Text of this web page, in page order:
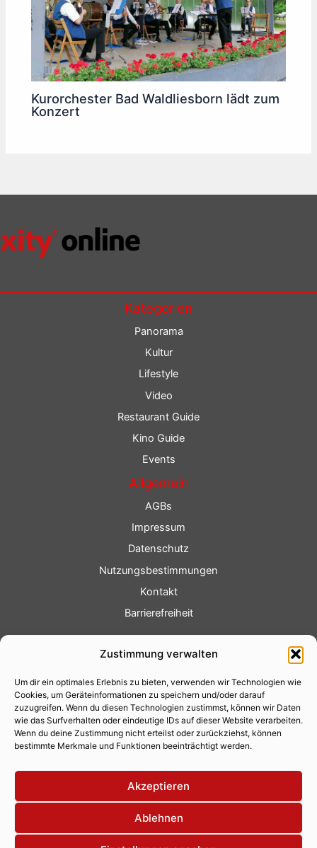
Zustimmung verwalten
Um dir ein optimales Erlebnis zu bieten, verwenden wir Technologien wie
Cookies, um Geräteinformationen zu speichern und/oder darauf
zuzugreifen. Wenn du diesen Technologien zustimmst, können wir Daten
wie das Surfverhalten oder eindeutige IDs auf dieser Website verarbeiten.
Wenn du deine Zustimmung nicht erteilst oder zurückziehst, können
bestimmte Merkmale und Funktionen beeinträchtigt werden.
Akzeptieren
Ablehnen
Kurorchester Bad Waldliesborn lädt zum
Konzert
Kategorien
Panorama
Kultur
Lifestyle
Video
Restaurant Guide
Kino Guide
Events
Allgemein
AGBs
Impressum
Datenschutz
Nutzungsbestimmungen
Kontakt
Barrierefreiheit
Fotoservice
Videoservice
Werbung
Contenterstellung
Lokalnachrichten
Lokalfernsehen
Eventkalender